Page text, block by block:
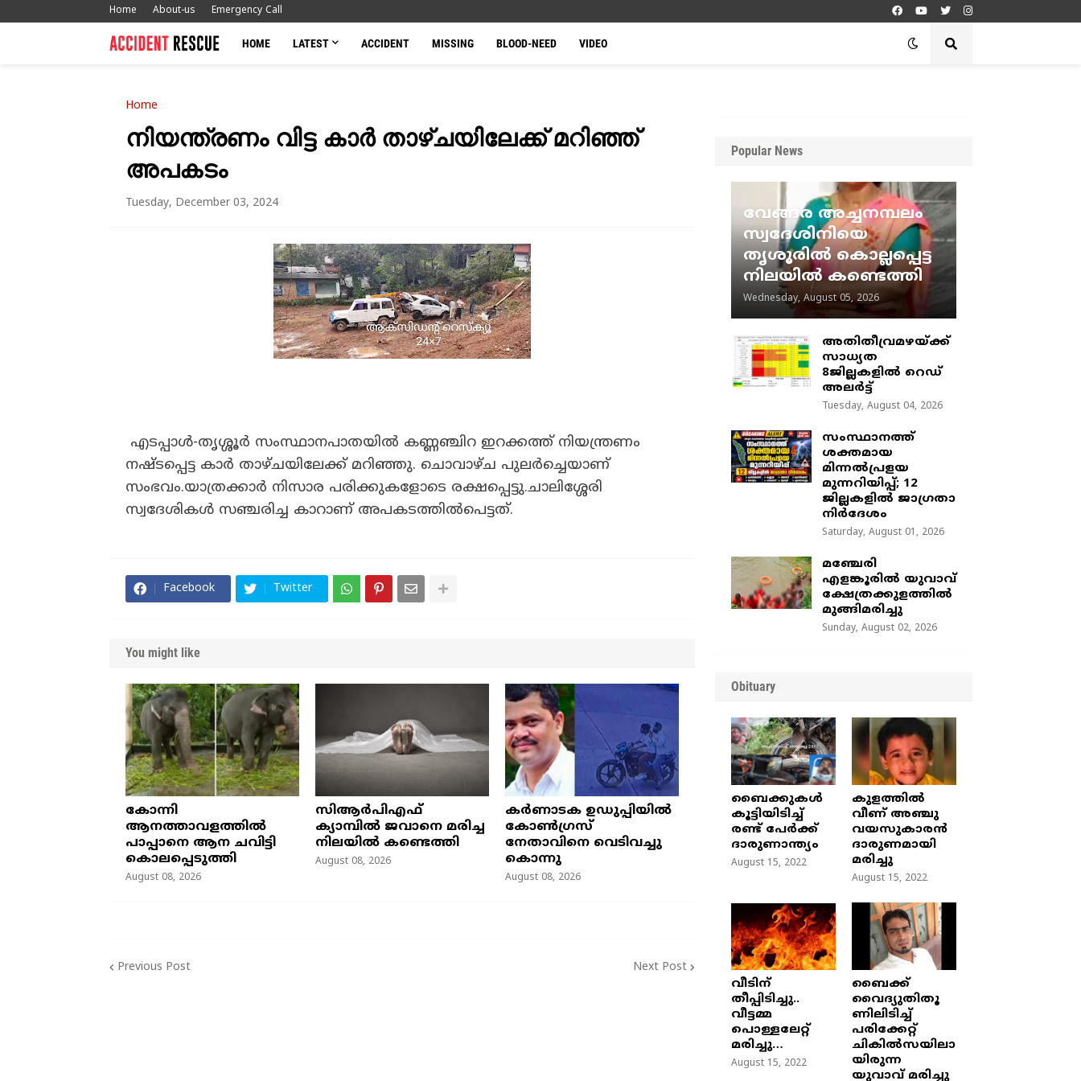
Home About-us Emergency Call
HOME LATEST ACCIDENT MISSING BLOOD-NEED VIDEO
Home
നിയന്ത്രണം വിട്ട കാർ താഴ്‌ചയിലേക്ക് മറിഞ്ഞ്
അപകടം
Tuesday, December 03, 2024
എടപ്പാൾ-തൃശ്ശൂർ സംസ്ഥാനപാതയിൽ കണ്ണഞ്ചിറ ഇറക്കത്ത് നിയന്ത്രണം
നഷ്ടപ്പെട്ട കാർ താഴ്‌ചയിലേക്ക് മറിഞ്ഞു. ചൊവാഴ്‌ച പുലർച്ചെയാണ്
സംഭവം.യാത്രക്കാർ നിസാര പരിക്കുകളോടെ രക്ഷപ്പെട്ടു.ചാലിശ്ശേരി
സ്വദേശികൾ സഞ്ചരിച്ച കാറാണ് അപകടത്തിൽപെട്ടത്.
Facebook Twitter
You might like
കോന്നി
ആനത്താവളത്തിൽ
പാപ്പാനെ ആന ചവിട്ടി
കൊലപ്പെടുത്തി
August 08, 2026
സിആർപിഎഫ്
ക്യാമ്പിൽ ജവാനെ മരിച്ച
നിലയിൽ കണ്ടെത്തി
August 08, 2026
കർണാടക ഉഡുപ്പിയിൽ
കോൺഗ്രസ്
നേതാവിനെ വെടിവച്ചു
കൊന്നു
August 08, 2026
Previous Post Next Post
Popular News
വേങ്ങര അച്ചനമ്പലം
സ്വദേശിനിയെ
തൃശൂരിൽ കൊല്ലപ്പെട്ട
നിലയിൽ കണ്ടെത്തി
Wednesday, August 05, 2026
അതിതീവ്രമഴയ്ക്ക്
സാധ്യത
8ജില്ലകളിൽ റെഡ്
അലർട്ട്
Tuesday, August 04, 2026
സംസ്ഥാനത്ത്
ശക്തമായ
മിന്നൽപ്രളയ
മുന്നറിയിപ്പ്; 12
ജില്ലകളിൽ ജാഗ്രതാ
നിർദേശം
Saturday, August 01, 2026
മഞ്ചേരി
എളങ്കൂരിൽ യുവാവ്
ക്ഷേത്രക്കുളത്തിൽ
മുങ്ങിമരിച്ചു
Sunday, August 02, 2026
Obituary
ബൈക്കുകൾ
കൂട്ടിയിടിച്ച്
രണ്ട് പേർക്ക്
ദാരുണാന്ത്യം
August 15, 2022
കുളത്തില്‍
വീണ് അഞ്ചു
വയസുകാരന്‍
ദാരുണമായി
മരിച്ചു
August 15, 2022
വീടിന്
തീപ്പിടിച്ചു..
വീട്ടമ്മ
പൊള്ളലേറ്റ്
മരിച്ചു…
August 15, 2022
ബൈക്ക്
വൈദ്യുതിതൂ
ണിലിടിച്ച്‌
പരിക്കേറ്റ്
ചികില്‍സയിലാ
യിരുന്ന
യുവാവ് മരിച്ചു